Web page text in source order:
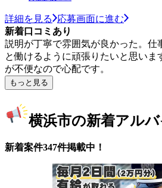
詳細を見る
応募画面に進む
新着口コミあり
説明が丁寧で雰囲気が良かった。仕
と働けるように頑張りたいと思いま
が不便なので心配です。
もっと見る
横浜市の新着アルバ
新着案件347件掲載中！